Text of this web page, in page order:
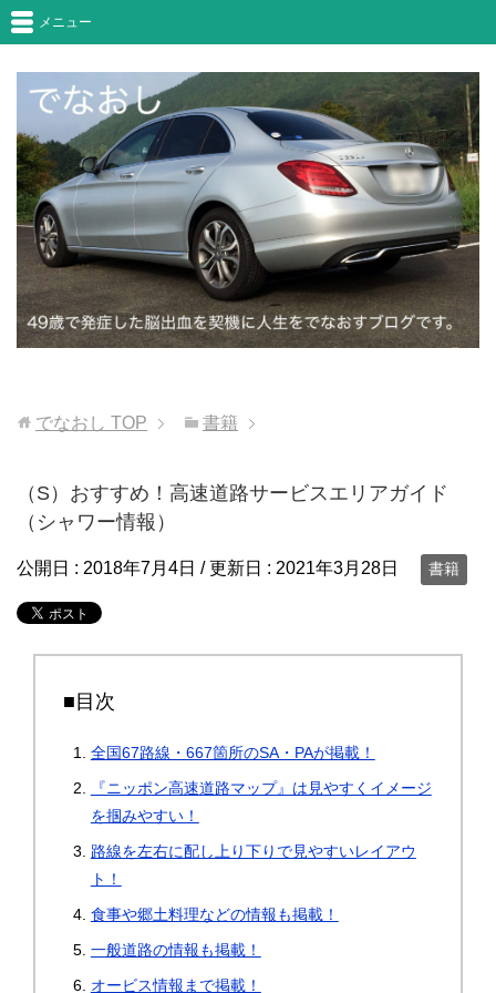
メニュー
でなおし TOP 書籍
（S）おすすめ！高速道路サービスエリアガイド
（シャワー情報）
公開日 : 2018年7月4日 / 更新日 : 2021年3月28日 書籍
■目次
全国67路線・667箇所のSA・PAが掲載！
『ニッポン高速道路マップ』は見やすくイメージ
を掴みやすい！
路線を左右に配し上り下りで見やすいレイアウ
ト！
食事や郷土料理などの情報も掲載！
一般道路の情報も掲載！
オービス情報まで掲載！